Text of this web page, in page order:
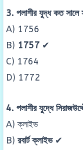
3. পলাশীর যুদ্ধ কত সালে
A) 1756
B) 1757 ✔
C) 1764
D) 1772
4. পলাশীর যুদ্ধে
A) ক্লাইভ
B) রবার্ট ক্লাইভ✔